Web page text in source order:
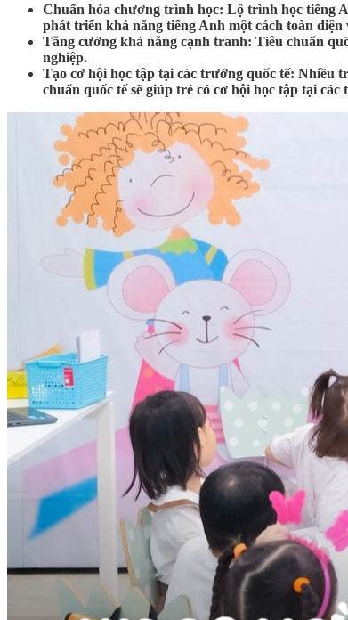
Chuẩn hóa chương trình học: Lộ trình học tiếng
phát triển khả năng tiếng Anh một cách toàn diện
Tăng cường khả năng cạnh tranh: Tiêu chuẩn
nghiệp.
Tạo cơ hội học tập tại các trường quốc tế: Nhiều
chuẩn quốc tế sẽ giúp trẻ có cơ hội học tập tại